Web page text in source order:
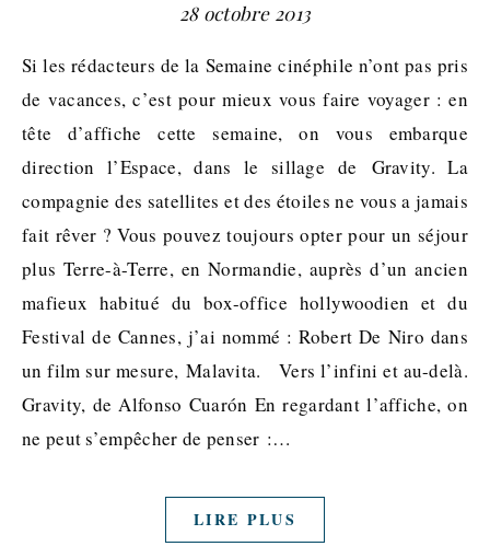
28 octobre 2013
Si les rédacteurs de la Semaine cinéphile n’ont pas pris
de vacances, c’est pour mieux vous faire voyager : en
tête d’affiche cette semaine, on vous embarque
direction l’Espace, dans le sillage de Gravity. La
compagnie des satellites et des étoiles ne vous a jamais
fait rêver ? Vous pouvez toujours opter pour un séjour
plus Terre-à-Terre, en Normandie, auprès d’un ancien
mafieux habitué du box-office hollywoodien et du
Festival de Cannes, j’ai nommé : Robert De Niro dans
un film sur mesure, Malavita. Vers l’infini et au-delà.
Gravity, de Alfonso Cuarón En regardant l’affiche, on
ne peut s’empêcher de penser :…
LIRE PLUS